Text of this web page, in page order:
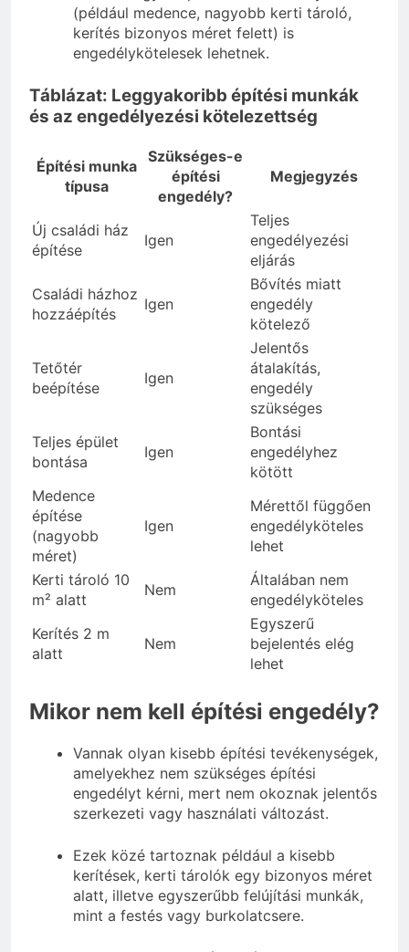
(például medence, nagyobb kerti tároló,
kerítés bizonyos méret felett) is
engedélykötelesek lehetnek.
Táblázat: Leggyakoribb építési munkák
és az engedélyezési kötelezettség
Építési munka
típusa
Szükséges-e
építési
engedély?
Megjegyzés
Új családi ház
építése
Igen
Teljes
engedélyezési
eljárás
Családi házhoz
hozzáépítés
Igen
Bővítés miatt
engedély
kötelező
Tetőtér
beépítése
Igen
Jelentős
átalakítás,
engedély
szükséges
Teljes épület
bontása
Igen
Bontási
engedélyhez
kötött
Medence
építése
(nagyobb
méret)
Igen
Mérettől függően
engedélyköteles
lehet
Kerti tároló 10
m² alatt
Nem
Általában nem
engedélyköteles
Kerítés 2 m
alatt
Nem
Egyszerű
bejelentés elég
lehet
Mikor nem kell építési engedély?
Vannak olyan kisebb építési tevékenységek,
amelyekhez nem szükséges építési
engedélyt kérni, mert nem okoznak jelentős
szerkezeti vagy használati változást.
Ezek közé tartoznak például a kisebb
kerítések, kerti tárolók egy bizonyos méret
alatt, illetve egyszerűbb felújítási munkák,
mint a festés vagy burkolatcsere.